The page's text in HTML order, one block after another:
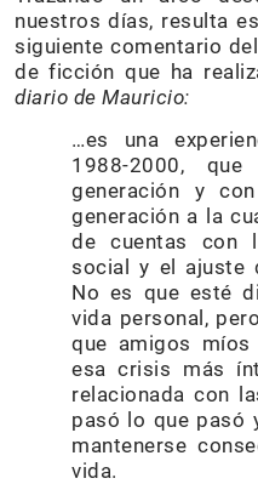
nuestros días, resulta
siguiente comentario
de ficción que ha
diario de Mauricio:
…es una
1988-2000,
generación y
generación a la
de cuentas con
social y el ajuste
No es que esté
vida personal,
que amigos
esa crisis más
relacionada con
pasó lo que pasó
mantenerse
vida.